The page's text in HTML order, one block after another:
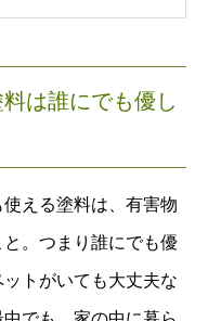
は誰にでも優し
える塗料は、有害物
。つまり誰にでも優
トがいても大丈夫な